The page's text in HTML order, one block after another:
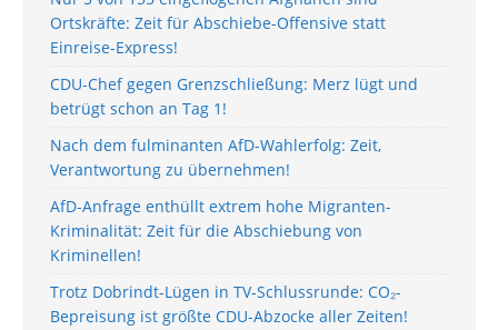
Ortskräfte: Zeit für Abschiebe-Offensive statt
Einreise-Express!
CDU-Chef gegen Grenzschließung: Merz lügt und
betrügt schon an Tag 1!
Nach dem fulminanten AfD-Wahlerfolg: Zeit,
Verantwortung zu übernehmen!
AfD-Anfrage enthüllt extrem hohe Migranten-
Kriminalität: Zeit für die Abschiebung von
Kriminellen!
Trotz Dobrindt-Lügen in TV-Schlussrunde: CO₂-
Bepreisung ist größte CDU-Abzocke aller Zeiten!